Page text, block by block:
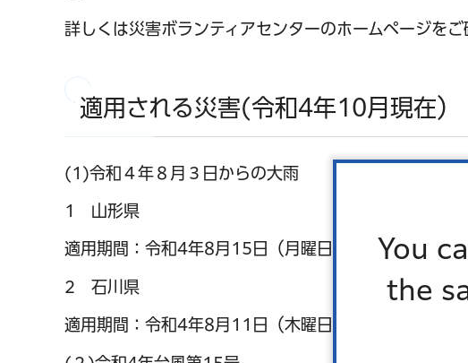
You
the
詳しくは災害ボランティアセンターのホームページをご
適用される災害(令和4年10月現在）
(1)令和４年８月３日からの大雨
1 山形県
適用期間：令和4年8月15日（月曜日）から令和4年10
2 石川県
適用期間：令和4年8月11日（木曜日）から令和4年10